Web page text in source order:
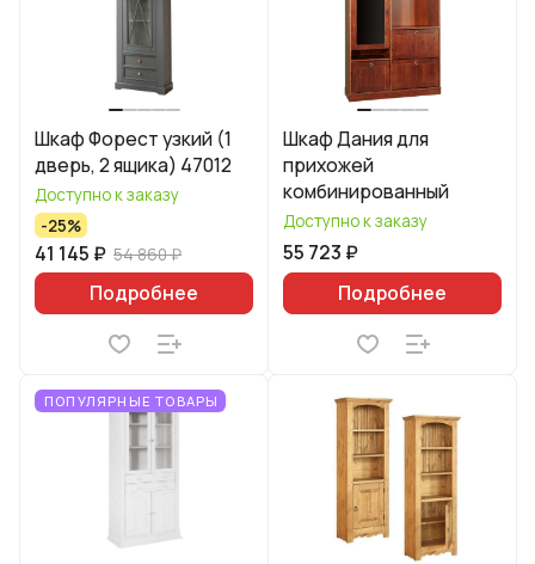
Шкаф Форест узкий (1
дверь, 2 ящика) 47012
Доступно к заказу
-25%
41 145 ₽ 54 860 ₽
Подробнее
Шкаф Дания для
прихожей
комбинированный
Доступно к заказу
55 723 ₽
Подробнее
ПОПУЛЯРНЫЕ ТОВАРЫ